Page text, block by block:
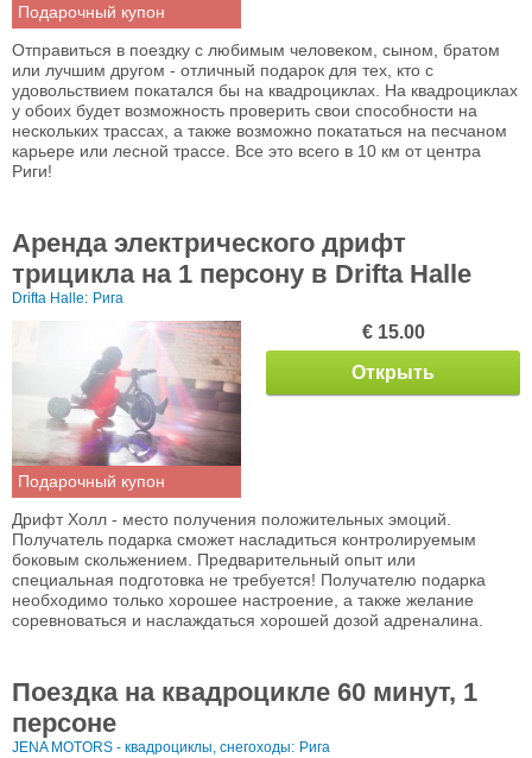
Подарочный купон
Отправиться в поездку с любимым человеком, сыном, братом
или лучшим другом - отличный подарок для тех, кто с
удовольствием покатался бы на квадроциклах. На квадроциклах
у обоих будет возможность проверить свои способности на
нескольких трассах, а также возможно покататься на песчаном
карьере или лесной трассе. Все это всего в 10 км от центра
Риги!
Аренда электрического дрифт
трицикла на 1 персону в Drifta Halle
Drifta Halle: Рига
Подарочный купон
€ 15.00
Открыть
Дрифт Холл - место получения положительных эмоций.
Получатель подарка сможет насладиться контролируемым
боковым скольжением. Предварительный опыт или
специальная подготовка не требуется! Получателю подарка
необходимо только хорошее настроение, а также желание
соревноваться и наслаждаться хорошей дозой адреналина.
Поездка на квадроцикле 60 минут, 1
персоне
JENA MOTORS - квадроциклы, снегоходы: Рига